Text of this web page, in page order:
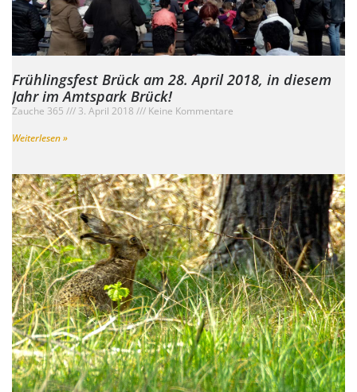
Frühlingsfest Brück am 28. April 2018, in diesem
Jahr im Amtspark Brück!
Zauche 365 3. April 2018
Keine Kommentare
Weiterlesen »